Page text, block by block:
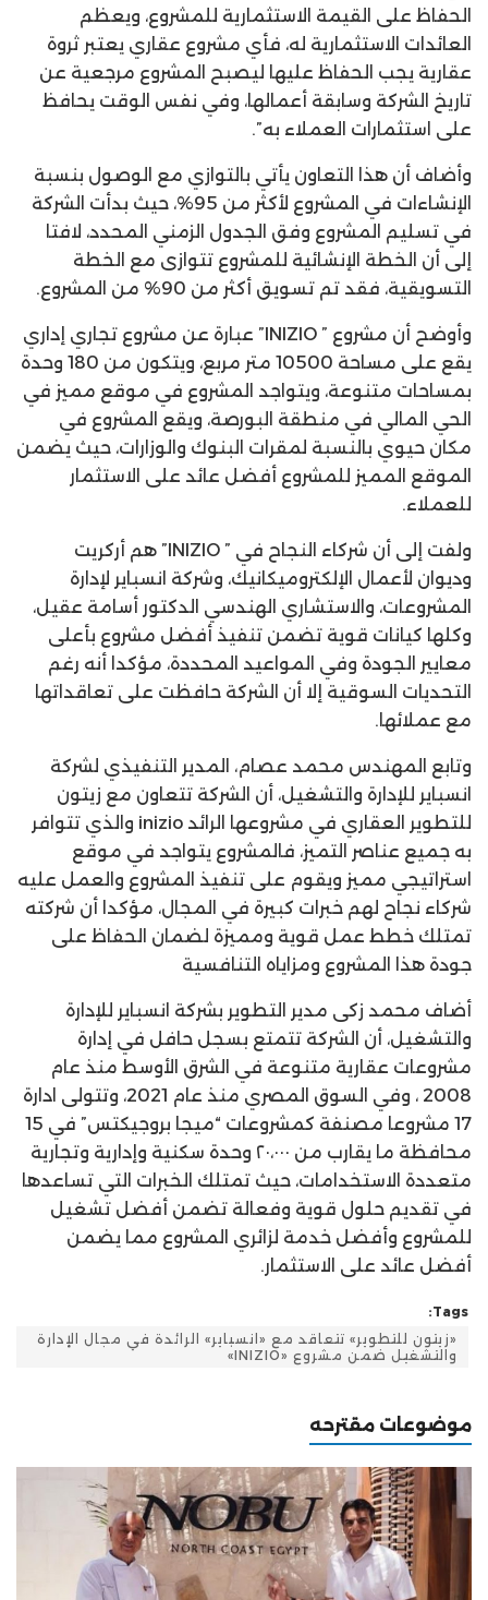
الحفاظ على القيمة الاستثمارية للمشروع، ويعظم
العائدات الاستثمارية له، فأي مشروع عقاري يعتبر ثروة
عقارية يجب الحفاظ عليها ليصبح المشروع مرجعية عن
تاريخ الشركة وسابقة أعمالها، وفي نفس الوقت يحافظ
على استثمارات العملاء به”.
وأضاف أن هذا التعاون يأتي بالتوازي مع الوصول بنسبة
الإنشاءات في المشروع لأكثر من 95%، حيث بدأت الشركة
في تسليم المشروع وفق الجدول الزمني المحدد، لافتا
إلى أن الخطة الإنشائية للمشروع تتوازى مع الخطة
التسويقية، فقد تم تسويق أكثر من 90% من المشروع.
وأوضح أن مشروع ” INIZIO” عبارة عن مشروع تجاري إداري
يقع على مساحة 10500 متر مربع، ويتكون من 180 وحدة
بمساحات متنوعة، ويتواجد المشروع في موقع مميز في
الحي المالي في منطقة البورصة، ويقع المشروع في
مكان حيوي بالنسبة لمقرات البنوك والوزارات، حيث يضمن
الموقع المميز للمشروع أفضل عائد على الاستثمار
للعملاء.
ولفت إلى أن شركاء النجاح في ” INIZIO” هم أركريت
وديوان لأعمال الإلكتروميكانيك، وشركة انسباير لإدارة
المشروعات، والاستشاري الهندسي الدكتور أسامة عقيل،
وكلها كيانات قوية تضمن تنفيذ أفضل مشروع بأعلى
معايير الجودة وفي المواعيد المحددة، مؤكدا أنه رغم
التحديات السوقية إلا أن الشركة حافظت على تعاقداتها
مع عملائها.
وتابع المهندس محمد عصام، المدير التنفيذي لشركة
انسباير للإدارة والتشغيل، أن الشركة تتعاون مع زيتون
للتطوير العقاري في مشروعها الرائد inizio والذي تتوافر
به جميع عناصر التميز، فالمشروع يتواجد في موقع
استراتيجي مميز ويقوم على تنفيذ المشروع والعمل عليه
شركاء نجاح لهم خبرات كبيرة في المجال، مؤكدا أن شركته
تمتلك خطط عمل قوية ومميزة لضمان الحفاظ على
جودة هذا المشروع ومزاياه التنافسية
أضاف محمد زكى مدير التطوير بشركة انسباير للإدارة
والتشغيل، أن الشركة تتمتع بسجل حافل في إدارة
مشروعات عقارية متنوعة في الشرق الأوسط منذ عام
2008 ، وفي السوق المصري منذ عام 2021، وتتولى ادارة
17 مشروعا مصنفة كمشروعات “ميجا بروجيكتس” في 15
محافظة ما يقارب من ٢٠،٠٠٠ وحدة سكنية وإدارية وتجارية
متعددة الاستخدامات، حيث تمتلك الخبرات التي تساعدها
في تقديم حلول قوية وفعالة تضمن أفضل تشغيل
للمشروع وأفضل خدمة لزائري المشروع مما يضمن
أفضل عائد على الاستثمار.
Tags:
«زيتون للتطوير» تتعاقد مع «انسباير» الرائدة في مجال الإدارة
والتشغيل ضمن مشروع «INIZIO»
موضوعات مقترحه